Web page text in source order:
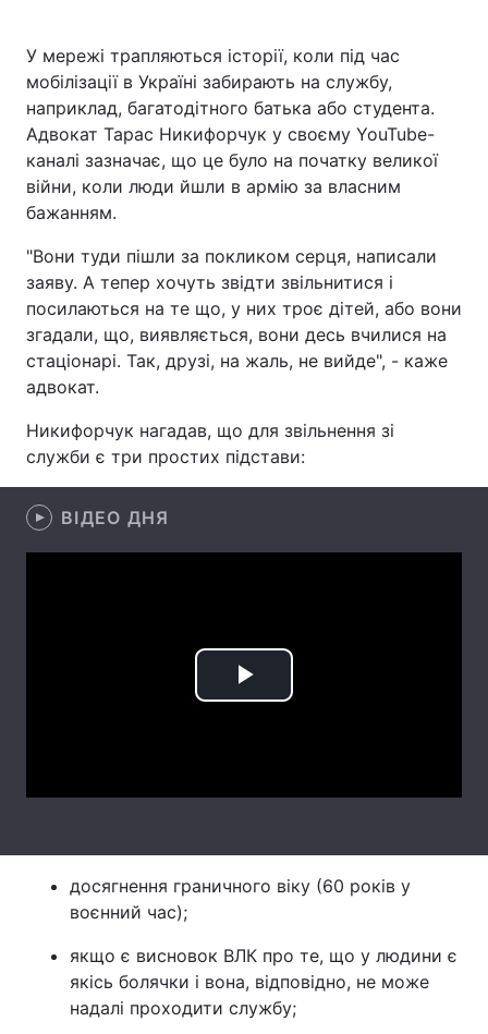
Головна Війна
Україна Політика
Економіка Світ
Спорт
Техно і зв'язок Лайт
Зброя Інциденти
Здоров'я Туризм
Цікавинки
Екологія
Вакансії
Тема оформлення
У мережі трапляються історії, коли під час
мобілізації в Україні забирають на службу,
наприклад, багатодітного батька або студента.
Адвокат Тарас Никифорчук у своєму YouTube-
каналі зазначає, що це було на початку великої
війни, коли люди йшли в армію за власним
бажанням.
"Вони туди пішли за покликом серця, написали
заяву. А тепер хочуть звідти звільнитися і
посилаються на те що, у них троє дітей, або вони
згадали, що, виявляється, вони десь вчилися на
стаціонарі. Так, друзі, на жаль, не вийде", - каже
адвокат.
Никифорчук нагадав, що для звільнення зі
служби є три простих підстави:
ВІДЕО ДНЯ
Play
досягнення граничного віку (60 років у
воєнний час);
якщо є висновок ВЛК про те, що у людини є
якісь болячки і вона, відповідно, не може
надалі проходити службу;